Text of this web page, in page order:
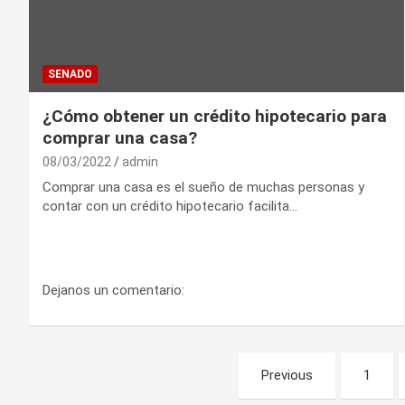
SENADO
¿Cómo obtener un crédito hipotecario para
comprar una casa?
08/03/2022 admin
Comprar una casa es el sueño de muchas personas y
contar con un crédito hipotecario facilita…
Dejanos un comentario:
Previous 1